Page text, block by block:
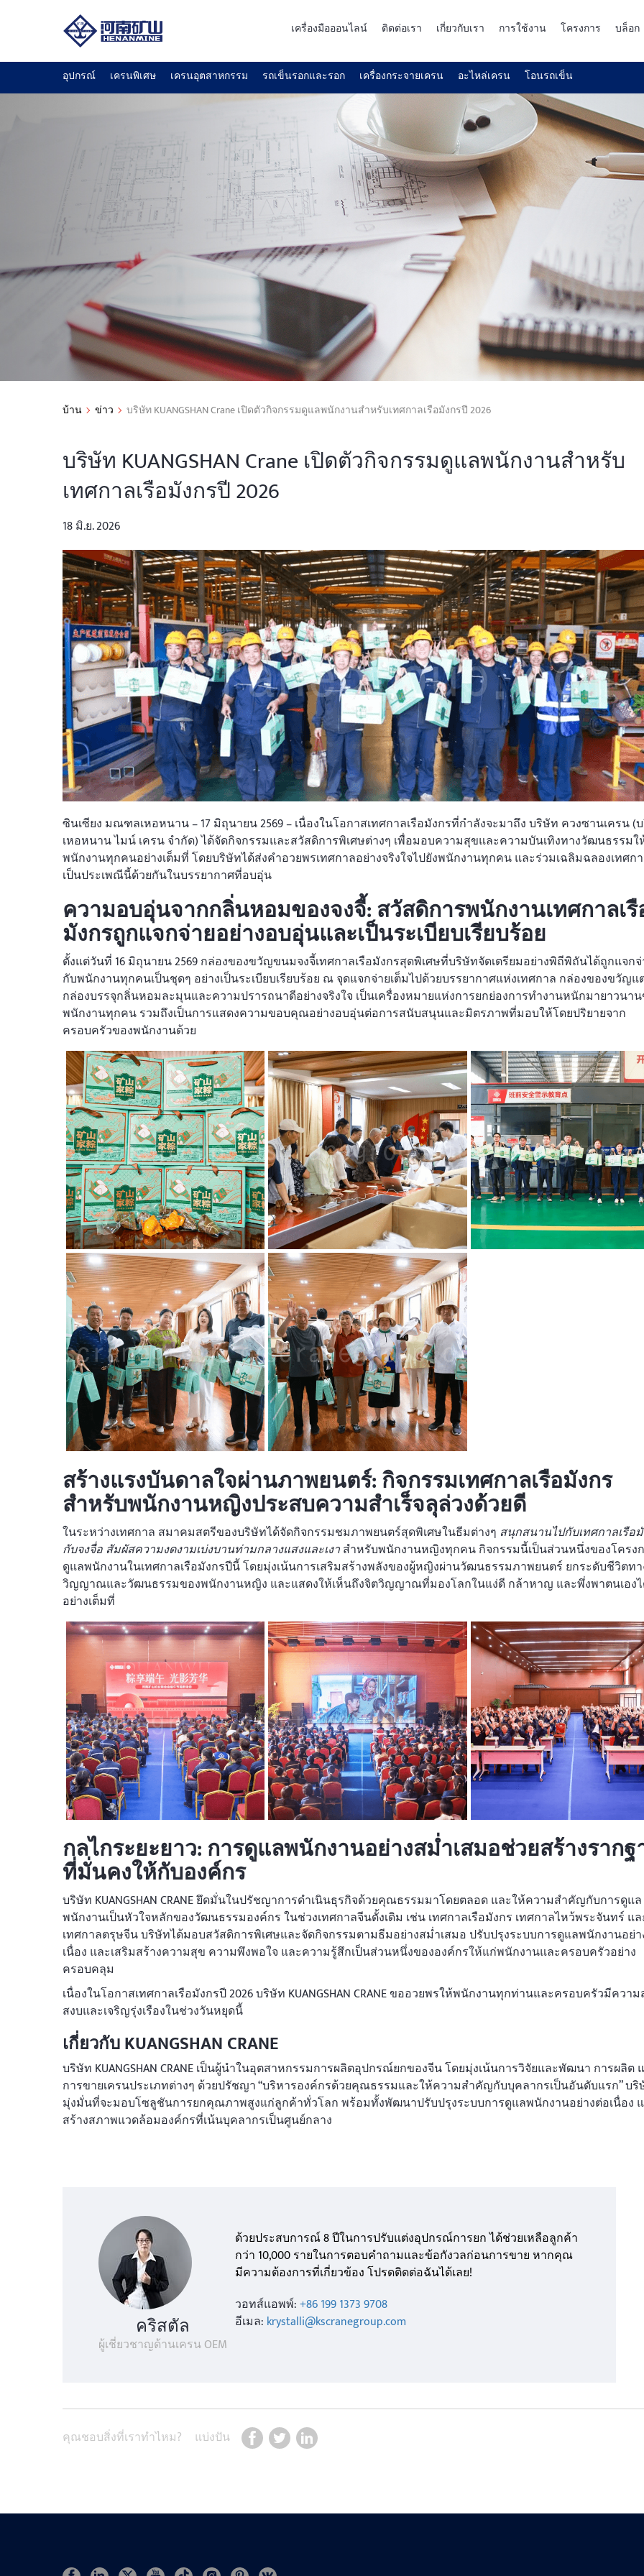
เครื่องมือออนไลน์ ติดต่อเรา เกี่ยวกับเรา การใช้งาน โครงการ บล็อก
อุปกรณ์ เครนพิเศษ เครนอุตสาหกรรม รถเข็นรอกและรอก เครื่องกระจายเครน อะไหล่เครน โอนรถเข็น
บ้าน ข่าว บริษัท KUANGSHAN Crane เปิดตัวกิจกรรมดูแลพนักงานสำหรับเทศกาลเรือมังกรปี 2026
บริษัท KUANGSHAN Crane เปิดตัวกิจกรรมดูแลพนักงานสำหรับ
เทศกาลเรือมังกรปี 2026
18 มิ.ย. 2026
ซินเซียง มณฑลเหอหนาน – 17 มิถุนายน 2569 – เนื่องในโอกาสเทศกาลเรือมังกรที่กำลังจะมาถึง บริษัท ควงซานเครน (
เหอหนาน ไมน์ เครน จำกัด) ได้จัดกิจกรรมและสวัสดิการพิเศษต่างๆ เพื่อมอบความสุขและความบันเทิงทางวัฒนธรรม
พนักงานทุกคนอย่างเต็มที่ โดยบริษัทได้ส่งคำอวยพรเทศกาลอย่างจริงใจไปยังพนักงานทุกคน และร่วมเฉลิมฉลองเทศก
เป็นประเพณีนี้ด้วยกันในบรรยากาศที่อบอุ่น
ความอบอุ่นจากกลิ่นหอมของจงจี้: สวัสดิการพนักงานเทศกาลเ
มังกรถูกแจกจ่ายอย่างอบอุ่นและเป็นระเบียบเรียบร้อย
ตั้งแต่วันที่ 16 มิถุนายน 2569 กล่องของขวัญขนมจงจี้เทศกาลเรือมังกรสุดพิเศษที่บริษัทจัดเตรียมอย่างพิถีพิถันได้ถูกแจก
กับพนักงานทุกคนเป็นชุดๆ อย่างเป็นระเบียบเรียบร้อย ณ จุดแจกจ่ายเต็มไปด้วยบรรยากาศแห่งเทศกาล กล่องของขวัญแ
กล่องบรรจุกลิ่นหอมละมุนและความปรารถนาดีอย่างจริงใจ เป็นเครื่องหมายแห่งการยกย่องการทำงานหนักมายาวนา
พนักงานทุกคน รวมถึงเป็นการแสดงความขอบคุณอย่างอบอุ่นต่อการสนับสนุนและมิตรภาพที่มอบให้โดยปริยายจาก
ครอบครัวของพนักงานด้วย
สร้างแรงบันดาลใจผ่านภาพยนตร์: กิจกรรมเทศกาลเรือมังกร
สำหรับพนักงานหญิงประสบความสำเร็จลุล่วงด้วยดี
ในระหว่างเทศกาล สมาคมสตรีของบริษัทได้จัดกิจกรรมชมภาพยนตร์สุดพิเศษในธีมต่างๆ สนุกสนานไปกับเทศกาลเรือ
กับจงจื่อ สัมผัสความงดงามเบ่งบานท่ามกลางแสงและเงาสำหรับพนักงานหญิงทุกคน กิจกรรมนี้เป็นส่วนหนึ่งของโครง
ดูแลพนักงานในเทศกาลเรือมังกรปีนี้ โดยมุ่งเน้นการเสริมสร้างพลังของผู้หญิงผ่านวัฒนธรรมภาพยนตร์ ยกระดับชีวิตท
วิญญาณและวัฒนธรรมของพนักงานหญิง และแสดงให้เห็นถึงจิตวิญญาณที่มองโลกในแง่ดี กล้าหาญ และพึ่งพาตนเอง
อย่างเต็มที่
กลไกระยะยาว: การดูแลพนักงานอย่างสม่ำเสมอช่วยสร้างราก
ที่มั่นคงให้กับองค์กร
บริษัท KUANGSHAN CRANE ยึดมั่นในปรัชญาการดำเนินธุรกิจด้วยคุณธรรมมาโดยตลอด และให้ความสำคัญกับการดูแล
พนักงานเป็นหัวใจหลักของวัฒนธรรมองค์กร ในช่วงเทศกาลจีนดั้งเดิม เช่น เทศกาลเรือมังกร เทศกาลไหว้พระจันทร์ แ
เทศกาลตรุษจีน บริษัทได้มอบสวัสดิการพิเศษและจัดกิจกรรมตามธีมอย่างสม่ำเสมอ ปรับปรุงระบบการดูแลพนักงานอย่
เนื่อง และเสริมสร้างความสุข ความพึงพอใจ และความรู้สึกเป็นส่วนหนึ่งขององค์กรให้แก่พนักงานและครอบครัวอย่าง
ครอบคลุม
เนื่องในโอกาสเทศกาลเรือมังกรปี 2026 บริษัท KUANGSHAN CRANE ขออวยพรให้พนักงานทุกท่านและครอบครัวมีควา
สงบและเจริญรุ่งเรืองในช่วงวันหยุดนี้
เกี่ยวกับ KUANGSHAN CRANE
บริษัท KUANGSHAN CRANE เป็นผู้นำในอุตสาหกรรมการผลิตอุปกรณ์ยกของจีน โดยมุ่งเน้นการวิจัยและพัฒนา การผลิต
การขายเครนประเภทต่างๆ ด้วยปรัชญา “บริหารองค์กรด้วยคุณธรรมและให้ความสำคัญกับบุคลากรเป็นอันดับแรก” บ
มุ่งมั่นที่จะมอบโซลูชันการยกคุณภาพสูงแก่ลูกค้าทั่วโลก พร้อมทั้งพัฒนาปรับปรุงระบบการดูแลพนักงานอย่างต่อเนื่อง
สร้างสภาพแวดล้อมองค์กรที่เน้นบุคลากรเป็นศูนย์กลาง
คริสตัล
ผู้เชี่ยวชาญด้านเครน OEM
ด้วยประสบการณ์ 8 ปีในการปรับแต่งอุปกรณ์การยก ได้ช่วยเหลือลูกค้า
กว่า 10,000 รายในการตอบคำถามและข้อกังวลก่อนการขาย หากคุณ
มีความต้องการที่เกี่ยวข้อง โปรดติดต่อฉันได้เลย!
วอทส์แอพพ์:+86 199 1373 9708
อีเมล: krystalli@kscranegroup.com
คุณชอบสิ่งที่เราทำไหม? แบ่งปัน